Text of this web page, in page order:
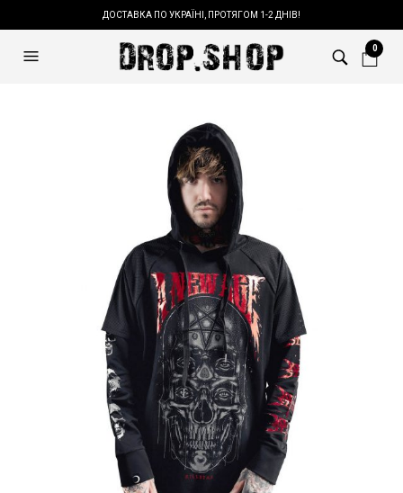
ДОСТАВКА ПО УКРАЇНІ, ПРОТЯГОМ 1-2 ДНІВ!
0